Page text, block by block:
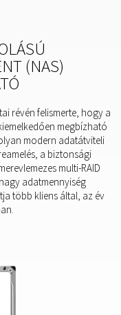
(NAS)
révén felismerte, hogy a
megbízható
modern adatátviteli
a biztonsági
multi-RAID
adatmennyiség
több kliens által, az év